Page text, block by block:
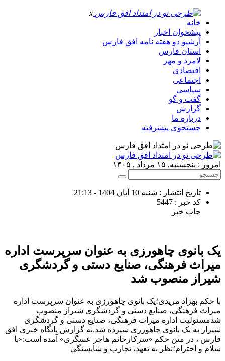
x
خانه
پیشخوان اخبار
آرشیو دو هفته نامه افق فارس
استان فارس
لامرد و مهر
اقتصادی
اجتماعی
سیاسی
گفت و گو
گزارش
درباره ما
جستجوی پیشرفته
امروز : پنجشنبه, ۱۵ مرداد , ۱۴۰۵
تاریخ انتشار : شنبه 10 آبان 1404 - 21:13
کد خبر : 5447
چاپ خبر
یک بانوی چاهورزی به عنوان سرپرست اداره
میراث فرهنگی، صنایع دستی و گردشگری
شیراز منصوب شد
با حکم بهزاد مریدی؛یک بانوی چاهورزی به عنوان سرپرست اداره
میراث فرهنگی، صنایع دستی و گردشگری شیراز منصوب
شدمسئولیت اداره میراث فرهنگی، صنایع دستی و گردشگری
شیراز به یک بانوی چاهورزی سپرده شد.به گزارش پایگاه خبری افق
فارس ، در متن حکم «سرکارخانم هاجر عسگری» آمده است:«با
سلام و احترام؛نظر به تعهد، تجارب و شایستگی